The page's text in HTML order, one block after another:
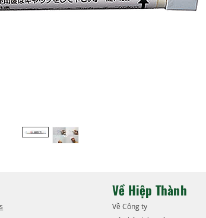
Về Hiệp Thành
​Về Công ty